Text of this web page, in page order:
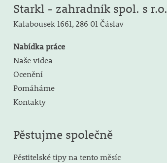
Starkl - zahradník spol. s r.o.
Kalabousek 1661, 286 01 Čáslav
Nabídka práce
Naše videa
Ocenění
Pomáháme
Kontakty
Pěstujme společně
Pěstitelské tipy na tento měsíc